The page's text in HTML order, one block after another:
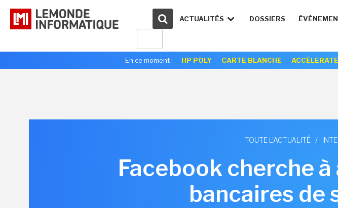
ACTUALITÉS DOSSIERS
En ce moment : HP POLY CARTE BLANCHE
TOUTE L'ACTUALITÉ /
Facebook cherche
bancaires de